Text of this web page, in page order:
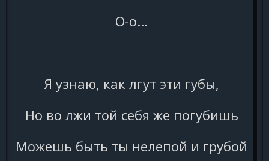
О-о...
Я узнаю, как лгут эти губы,
Но во лжи той себя же погубишь
Можешь быть ты нелепой и грубой